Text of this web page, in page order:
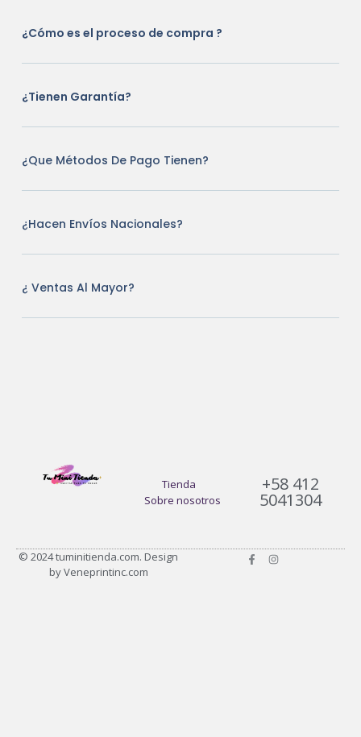
¿Cómo es el proceso de compra ?
¿Tienen Garantía?
¿Que Métodos De Pago Tienen?
¿Hacen Envíos Nacionales?
¿ Ventas Al Mayor?
Tienda
Sobre nosotros
+58 412
5041304
© 2024 tuminitienda.com. Design
by Veneprintinc.com
F
a
I
n